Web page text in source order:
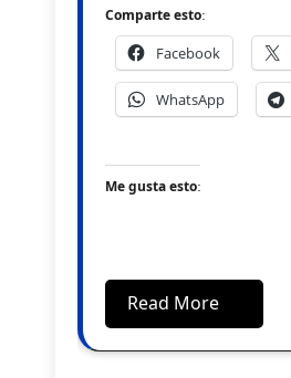
Comparte esto:
Facebook
WhatsApp
Me gusta esto:
Read More